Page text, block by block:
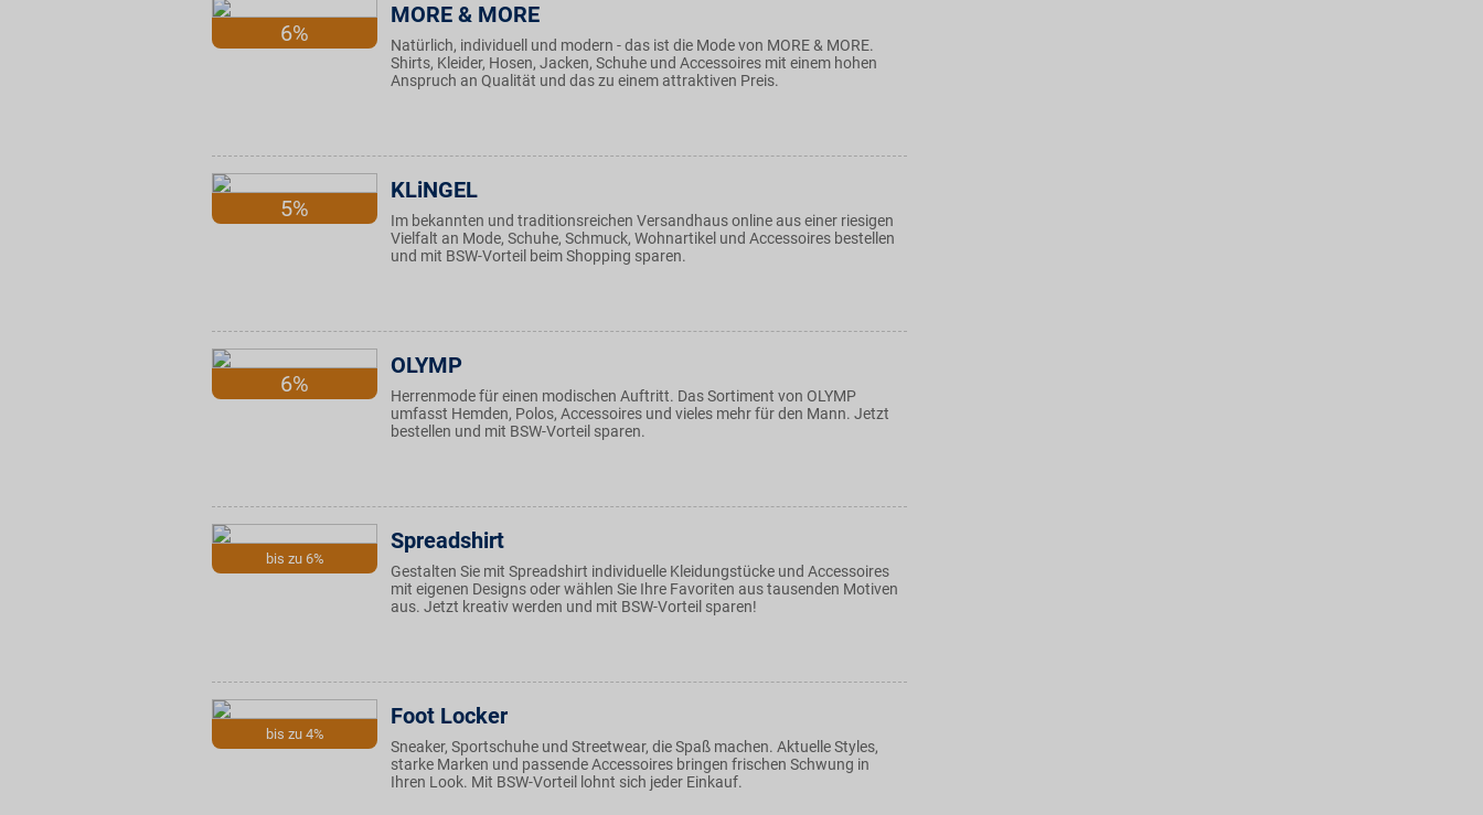
6%
MORE & MORE
Natürlich, individuell und modern - das ist die Mode von MORE & MORE.
Shirts, Kleider, Hosen, Jacken, Schuhe und Accessoires mit einem hohen
Anspruch an Qualität und das zu einem attraktiven Preis.
5%
KLiNGEL
Im bekannten und traditionsreichen Versandhaus online aus einer riesigen
Vielfalt an Mode, Schuhe, Schmuck, Wohnartikel und Accessoires bestellen
und mit BSW-Vorteil beim Shopping sparen.
6%
OLYMP
Herrenmode für einen modischen Auftritt. Das Sortiment von OLYMP
umfasst Hemden, Polos, Accessoires und vieles mehr für den Mann. Jetzt
bestellen und mit BSW-Vorteil sparen.
bis zu 6%
Spreadshirt
Gestalten Sie mit Spreadshirt individuelle Kleidungstücke und Accessoires
mit eigenen Designs oder wählen Sie Ihre Favoriten aus tausenden Motiven
aus. Jetzt kreativ werden und mit BSW-Vorteil sparen!
bis zu 4%
Foot Locker
Sneaker, Sportschuhe und Streetwear, die Spaß machen. Aktuelle Styles,
starke Marken und passende Accessoires bringen frischen Schwung in
Ihren Look. Mit BSW-Vorteil lohnt sich jeder Einkauf.